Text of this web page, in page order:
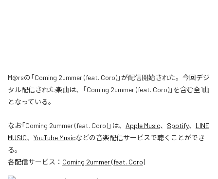
M@rsの「Coming 2ummer (feat. Coro)」が配信開始された。今回デジ
タル配信された楽曲は、「Coming 2ummer (feat. Coro)」を含む全1曲
となっている。
なお「Coming 2ummer (feat. Coro)」は、 Apple Music、 Spotify、 LINE
MUSIC、 YouTube Musicなどの音楽配信サービスで聴くことができ
る。
各配信サービス： Coming 2ummer (feat. Coro)